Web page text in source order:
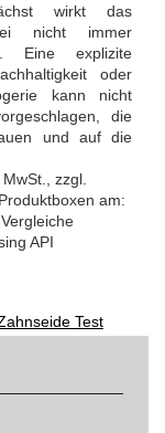
wirkt das
nicht immer
Eine explizite
oder
kann nicht
die
und auf die
zzgl.
am:
API
Test